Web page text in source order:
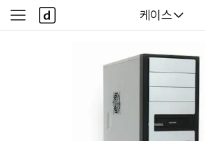
다나와
케이스
사
이
다
나
와